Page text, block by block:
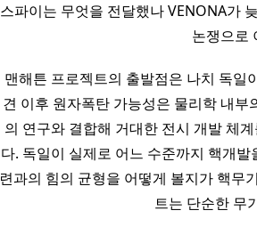
스파이는 무엇을 전달했나 VENONA가
논쟁으로
맨해튼 프로젝트의 출발점은 나치 독일
견 이후 원자폭탄 가능성은 물리학 내
의 연구와 결합해 거대한 전시 개발 체
다. 독일이 실제로 어느 수준까지 핵개
련과의 힘의 균형을 어떻게 볼지가 핵무
트는 단순한 무